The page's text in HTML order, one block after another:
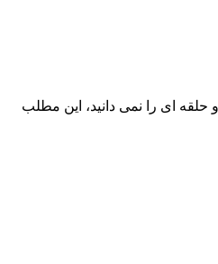
حلقه ای را نمی دانید، این مطلب